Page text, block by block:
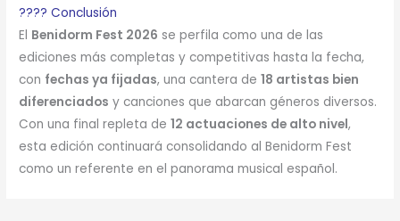
???? Conclusión
El Benidorm Fest 2026 se perfila como una de las
ediciones más completas y competitivas hasta la fecha,
con fechas ya fijadas, una cantera de18 artistas bien
diferenciados y canciones que abarcan géneros diversos.
Con una final repleta de12 actuaciones de alto nivel,
esta edición continuará consolidando al Benidorm Fest
como un referente en el panorama musical español.